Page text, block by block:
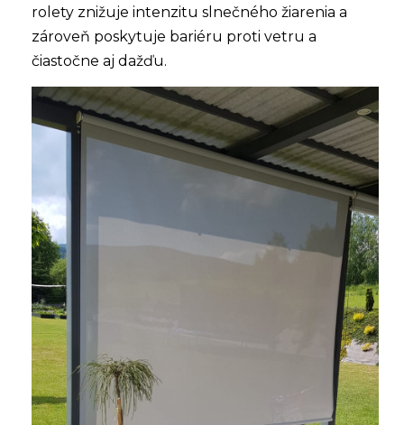
rolety znižuje intenzitu slnečného žiarenia a
zároveň poskytuje bariéru proti vetru a
čiastočne aj dažďu.